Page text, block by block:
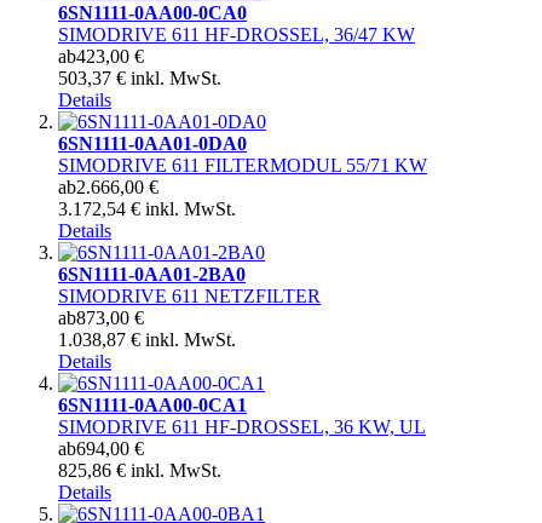
6SN1111-0AA00-0CA0
SIMODRIVE 611 HF-DROSSEL, 36/47 KW
ab423,00 €
503,37 € inkl. MwSt.
Details
6SN1111-0AA01-0DA0
SIMODRIVE 611 FILTERMODUL 55/71 KW
ab2.666,00 €
3.172,54 € inkl. MwSt.
Details
6SN1111-0AA01-2BA0
SIMODRIVE 611 NETZFILTER
ab873,00 €
1.038,87 € inkl. MwSt.
Details
6SN1111-0AA00-0CA1
SIMODRIVE 611 HF-DROSSEL, 36 KW, UL
ab694,00 €
825,86 € inkl. MwSt.
Details